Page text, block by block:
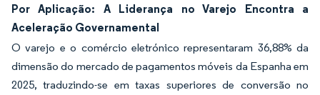
Por Aplicação: A Liderança no Varejo Encontra a
Aceleração Governamental
O varejo e o comércio eletrónico representaram 36,88% da
dimensão do mercado de pagamentos móveis da Espanha em
2025, traduzindo-se em taxas superiores de conversão no